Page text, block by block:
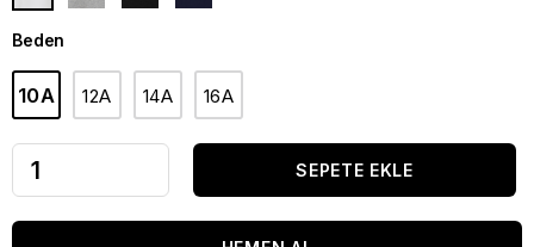
Beden
10A 12A 14A 16A